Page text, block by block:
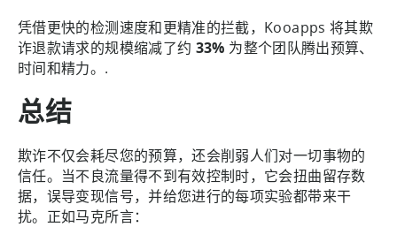
凭借更快的检测速度和更精准的拦截，Kooapps 将其欺
诈退款请求的规模缩减了约 33% 为整个团队腾出预算、
时间和精力。.
总结
欺诈不仅会耗尽您的预算，还会削弱人们对一切事物的
信任。当不良流量得不到有效控制时，它会扭曲留存数
据，误导变现信号，并给您进行的每项实验都带来干
扰。正如马克所言：